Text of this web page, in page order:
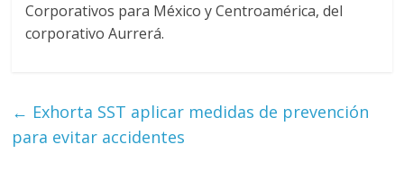
Corporativos para México y Centroamérica, del
corporativo Aurrerá.
← Exhorta SST aplicar medidas de prevención
para evitar accidentes